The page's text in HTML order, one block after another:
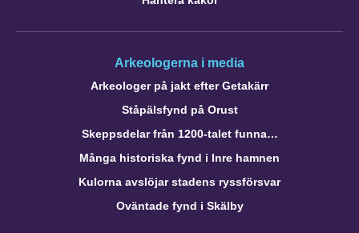
Arkeologerna i media
Arkeologer på jakt efter Getakärr
Ståpälsfynd på Orust
Skeppsdelar från 1200-talet funna…
Många historiska fynd i Inre hamnen
Kulorna avslöjar stadens ryssförsvar
Oväntade fynd i Skälby